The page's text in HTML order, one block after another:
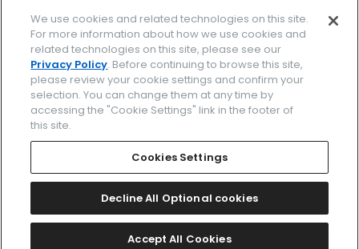
facebookinstagramtwitter
企業情報 ご利用規約
プライバシーポリシー Cookies Settings
Amazon PayはAmazon.com, Inc.またはその関連会社の商標です。
2026 CITIZEN WATCH CO., LTD.
We use cookies and related technologies on this site.
For more information about how we use cookies and
related technologies on this site, please see our
Privacy Policy. Before continuing to browse this site,
please review your cookie settings and confirm your
selection. You can change them at any time by
accessing the "Cookie Settings" link in the footer of
this site.
Cookies Settings
Decline All Optional cookies
Accept All Cookies